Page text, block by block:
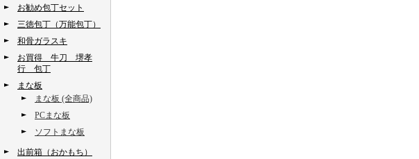
お勧め包丁セット
三徳包丁（万能包丁）
和骨ガラスキ
お買得 牛刀 堺孝
行 包丁
まな板
まな板 (全商品)
PCまな板
ソフトまな板
出前箱（おかもち）